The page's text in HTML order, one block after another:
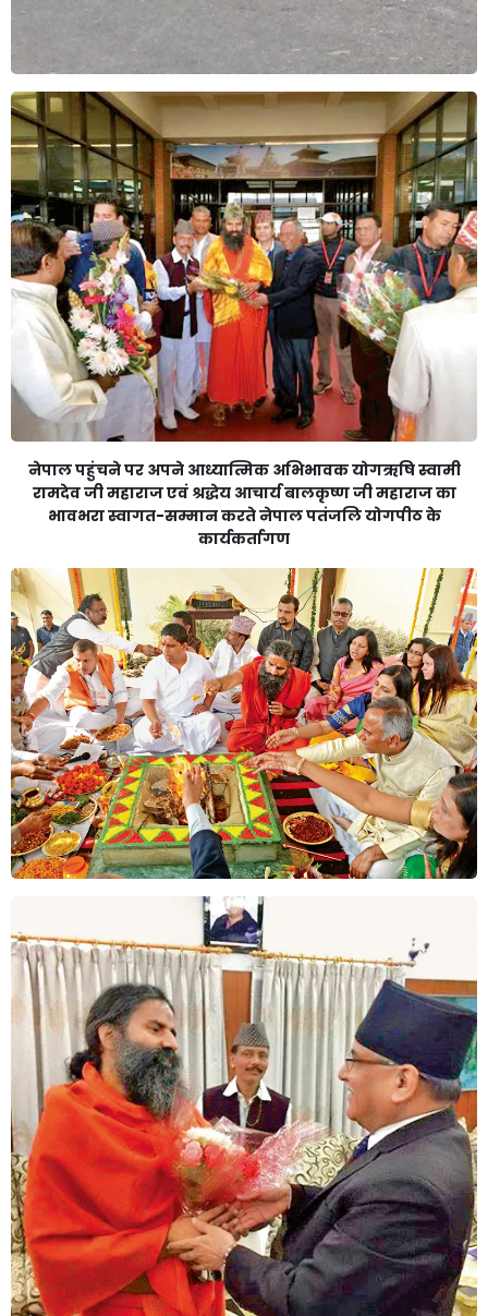
नेपाल पहुंचने पर अपने आध्यात्मिक अभिभावक योगऋषि स्वामी
रामदेव जी महाराज एवं श्रद्धेय आचार्य बालकृष्ण जी महाराज का
भावभरा स्वागत-सम्मान करते नेपाल पतंजलि योगपीठ के
कार्यकर्तागण